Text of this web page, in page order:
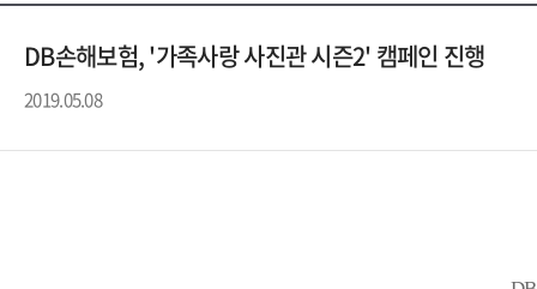
DB손해보험, '가족사랑 사진관 시즌2' 캠페인 진행
2019.05.08